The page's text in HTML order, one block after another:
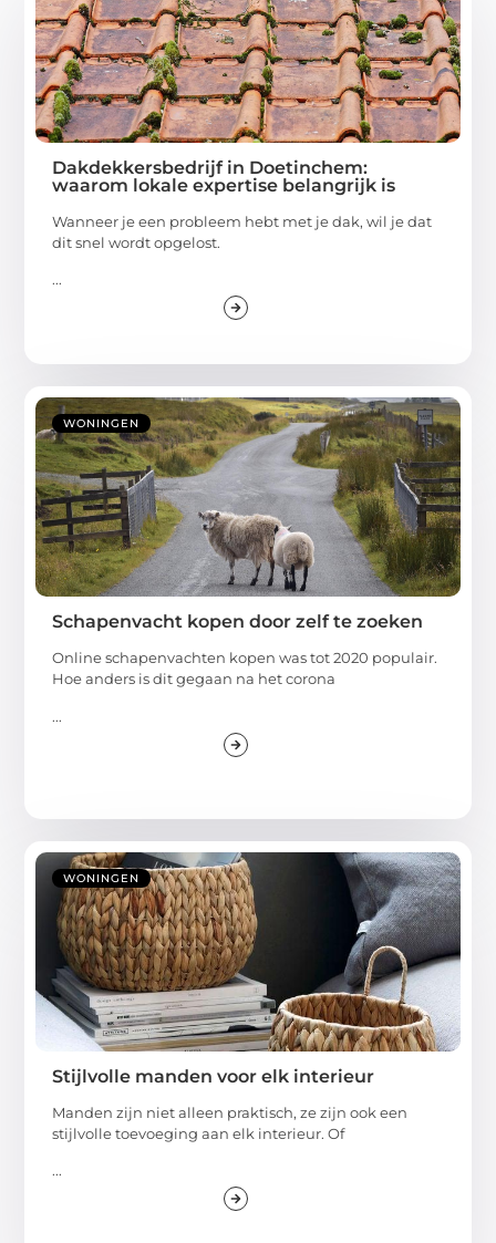
Dakdekkersbedrijf in Doetinchem:
waarom lokale expertise belangrijk is
Wanneer je een probleem hebt met je dak, wil je dat
dit snel wordt opgelost.
...
WONINGEN
Schapenvacht kopen door zelf te zoeken
Online schapenvachten kopen was tot 2020 populair.
Hoe anders is dit gegaan na het corona
...
WONINGEN
Stijlvolle manden voor elk interieur
Manden zijn niet alleen praktisch, ze zijn ook een
stijlvolle toevoeging aan elk interieur. Of
...